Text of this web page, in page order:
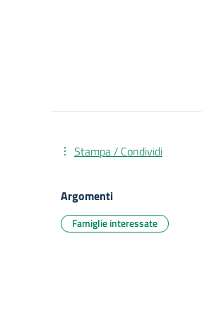
Stampa / Condividi
Argomenti
Famiglie interessate